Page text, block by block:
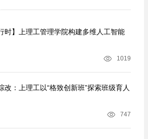
时】上理工管理学院构建多维人工智能
1019
改：上理工以“格致创新班”探索班级育人
747